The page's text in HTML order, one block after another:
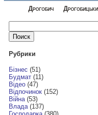
Дрогобич
Найти:
Рубрики
Бізнес (51)
Будмат(11)
Відео(47)
Відпочинок(152)
Війна(53)
Влада(137)